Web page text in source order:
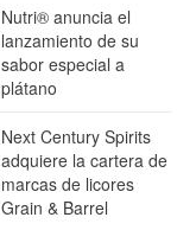
Nutri® anuncia el
lanzamiento de su
sabor especial a
plátano
Next Century Spirits
adquiere la cartera de
marcas de licores
Grain & Barrel